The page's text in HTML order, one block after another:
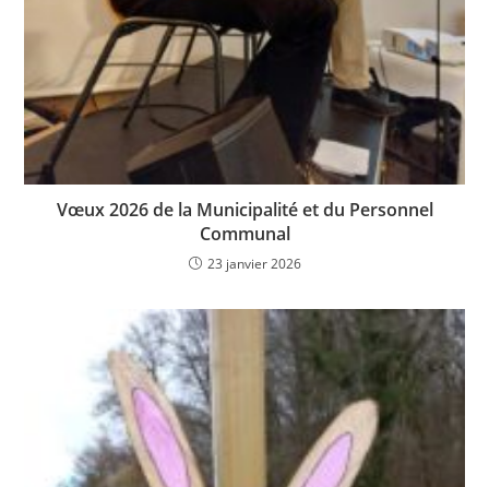
Vœux 2026 de la Municipalité et du Personnel
Communal
23 janvier 2026